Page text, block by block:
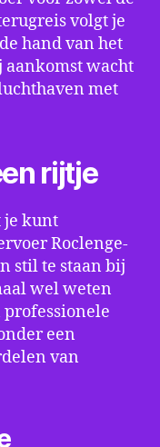
volgt je
hand van het
aankomst wacht
met
rijtje
je kunt
Roclenge-
stil te staan bij
wel weten
professionele
een
van